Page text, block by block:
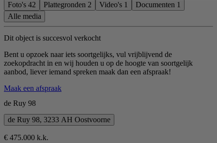
Foto's 42 Plattegronden 2 Video's 1 Documenten 1
Alle media
Dit object is succesvol verkocht
Bent u opzoek naar iets soortgelijks, vul vrijblijvend de
zoekopdracht in en wij houden u op de hoogte van soortgelijk
aanbod, liever iemand spreken maak dan een afspraak!
Maak een afspraak
de Ruy 98
de Ruy 98, 3233 AH Oostvoorne
€ 475.000 k.k.